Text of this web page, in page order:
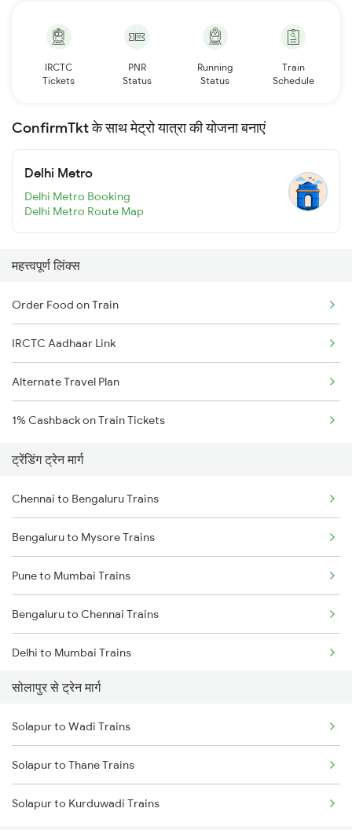
IRCTC
Tickets
PNR
Status
Running
Status
Train
Schedule
ConfirmTkt के साथ मेट्रो यात्रा की योजना बनाएं
Delhi Metro
Delhi Metro Booking
Delhi Metro Route Map
महत्त्वपूर्ण लिंक्स
Order Food on Train
IRCTC Aadhaar Link
Alternate Travel Plan
1% Cashback on Train Tickets
ट्रेंडिंग ट्रेन मार्ग
Chennai to Bengaluru Trains
Bengaluru to Mysore Trains
Pune to Mumbai Trains
Bengaluru to Chennai Trains
Delhi to Mumbai Trains
Mumbai to Pune Trains
Delhi to Jammu Trains
Mumbai to Delhi Trains
Mumbai to Goa Trains
सोलापुर से ट्रेन मार्ग
Solapur to Wadi Trains
Solapur to Thane Trains
Solapur to Kurduwadi Trains